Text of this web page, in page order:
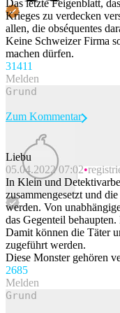
Das letzte Feigenblatt,
Krieges zu verdecken
allen, die obséquentes
Keine Schweizer Firma
machen dürfen.
31411
Melden
Beitrag melden
Zum Kommentar
Liebu
05.04.2022 07:02
In Klein und
zusammengesetzt und
werden. Von
das Gegenteil
Damit können die Täter
zugeführt werden.
Diese Monster gehören
2685
Melden